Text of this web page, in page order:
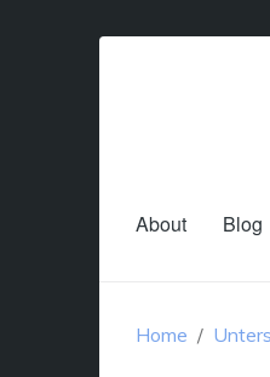
About Blog
Home